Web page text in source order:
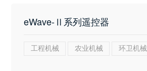
eWave-Ⅱ系列遥控器
工程机械 农业机械 环卫机械